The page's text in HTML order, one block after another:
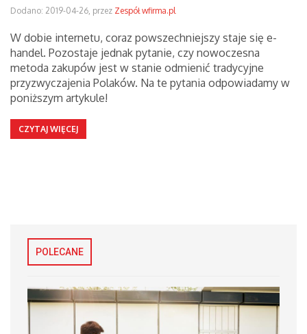
Dodano: 2019-04-26, przez Zespół wfirma.pl
W dobie internetu, coraz powszechniejszy staje się e-
handel. Pozostaje jednak pytanie, czy nowoczesna
metoda zakupów jest w stanie odmienić tradycyjne
przyzwyczajenia Polaków. Na te pytania odpowiadamy w
poniższym artykule!
CZYTAJ WIĘCEJ
POLECANE